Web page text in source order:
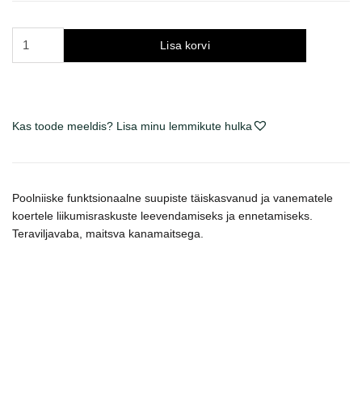
g
Lisa korvi
Kas toode meeldis? Lisa minu lemmikute hulka
Poolniiske funktsionaalne suupiste täiskasvanud ja vanematele
koertele liikumisraskuste leevendamiseks ja ennetamiseks.
Teraviljavaba, maitsva kanamaitsega.